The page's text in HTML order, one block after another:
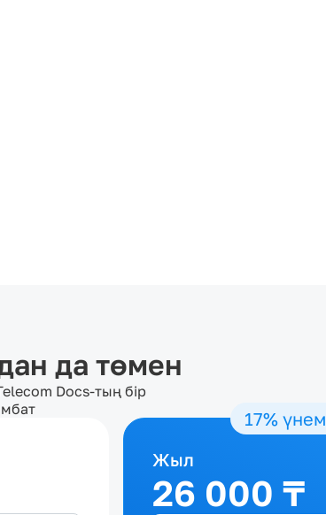
да төмен
Docs-тың бір
Жыл
26 000 ₸
17%